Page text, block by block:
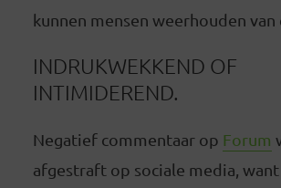
kunnen mensen weerhouden van
INDRUKWEKKEND OF
INTIMIDEREND.
Negatief commentaar op Forum
afgestraft op sociale media, want